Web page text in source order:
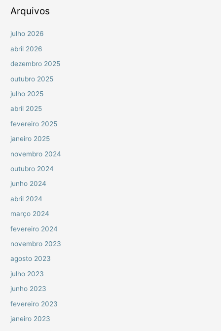
r
Arquivos
julho 2026
abril 2026
dezembro 2025
outubro 2025
julho 2025
abril 2025
fevereiro 2025
janeiro 2025
novembro 2024
outubro 2024
junho 2024
abril 2024
março 2024
fevereiro 2024
novembro 2023
agosto 2023
julho 2023
junho 2023
fevereiro 2023
janeiro 2023